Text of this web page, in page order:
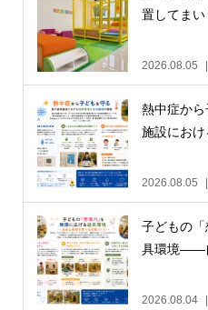
置してまい
2026.08.05
熱中症か
施設におけ
2026.08.05
子どもの
具環境——
2026.08.04